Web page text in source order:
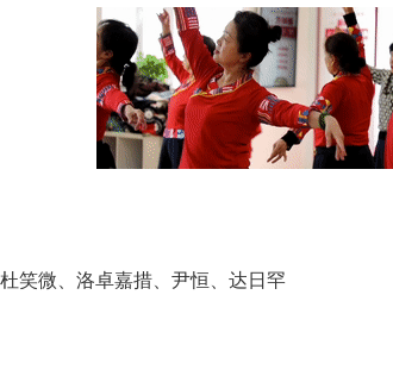
微、洛卓嘉措、尹恒、达日罕
茶叶“炒上天”